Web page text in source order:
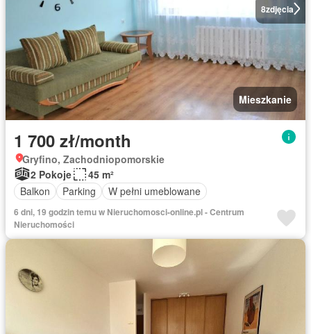
8zdjęcia
Mieszkanie
1 700 zł/month
Gryfino, Zachodniopomorskie
2 Pokoje
45 m²
Balkon
Parking W pełni umeblowane
6 dni, 19 godzin temu w Nieruchomosci-online.pl - Centrum
Nieruchomości